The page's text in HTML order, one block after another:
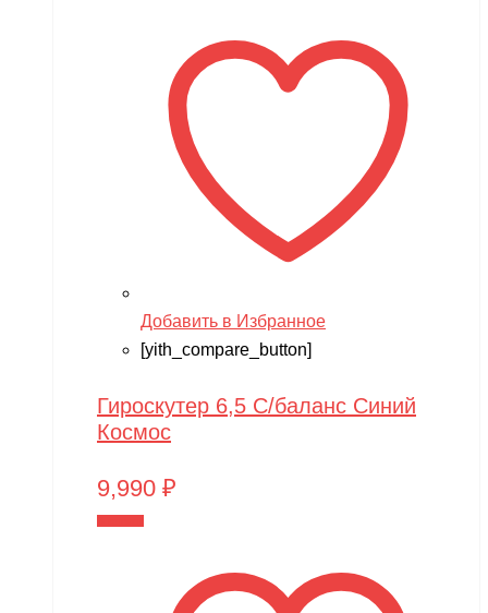
Добавить в Избранное
[yith_compare_button]
Гироскутер 6,5 С/баланс Синий
Космос
9,990 ₽